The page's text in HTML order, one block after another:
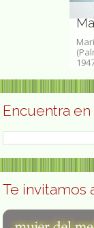
Encuentra
Te invitamos